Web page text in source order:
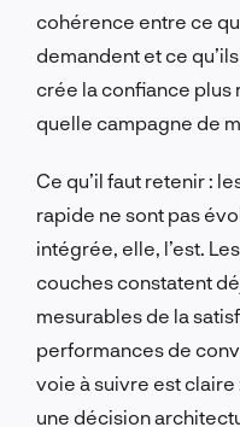
cohérence entre ce
demandent et ce
crée la confiance plus
quelle campagne de
Ce qu’il faut retenir :
rapide ne sont pas
intégrée, elle, l’est.
couches constatent
mesurables de la
performances de
voie à suivre est
une décision